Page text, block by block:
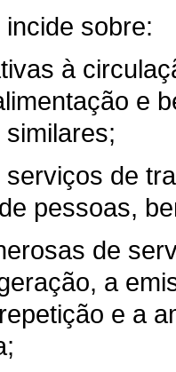
sobre:
à
e
de
pessoas,
de
a
e a